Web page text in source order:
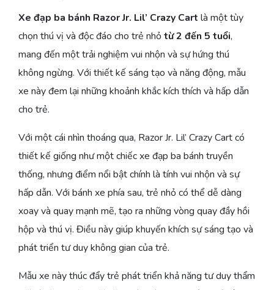
Xe đạp ba bánh Razor Jr. Lil’ Crazy Cart là một tùy
chọn thú vị và độc đáo cho trẻ nhỏtừ 2 đến 5 tuổi,
mang đến một trải nghiệm vui nhộn và sự hứng thú
không ngừng. Với thiết kế sáng tạo và năng động, mẫu
xe này đem lại những khoảnh khắc kích thích và hấp dẫn
cho trẻ.
Với một cái nhìn thoáng qua, Razor Jr. Lil’ Crazy Cart có
thiết kế giống như một chiếc xe đạp ba bánh truyền
thống, nhưng điểm nổi bật chính là tính vui nhộn và sự
hấp dẫn. Với bánh xe phía sau, trẻ nhỏ có thể dễ dàng
xoay và quay mạnh mẽ, tạo ra những vòng quay đầy hồi
hộp và thú vị. Điều này giúp khuyến khích sự sáng tạo và
phát triển tư duy không gian của trẻ.
Mẫu xe này thúc đẩy trẻ phát triển khả năng tư duy thẩm